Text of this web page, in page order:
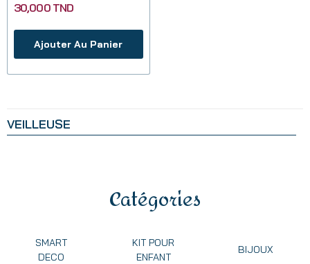
VEILLEUSE
30,000 TND
Ajouter Au Panier
Catégories
SMART
DECO
KIT POUR
ENFANT
BIJOUX